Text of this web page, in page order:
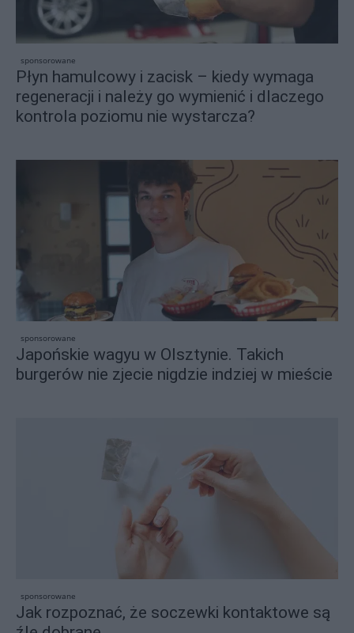
sponsorowane
Płyn hamulcowy i zacisk – kiedy wymaga
regeneracji i należy go wymienić i dlaczego
kontrola poziomu nie wystarcza?
sponsorowane
Japońskie wagyu w Olsztynie. Takich
burgerów nie zjecie nigdzie indziej w mieście
sponsorowane
Jak rozpoznać, że soczewki kontaktowe są